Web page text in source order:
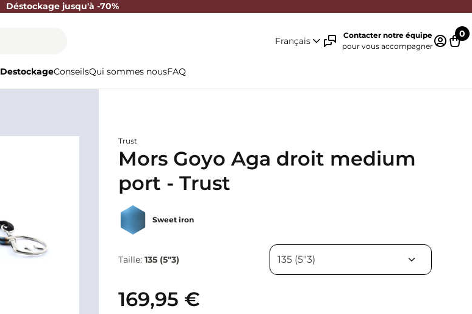
Déstockage jusqu'à -70%
Français
Contacter notre équipe
pour vous accompagner
0
DestockageConseilsQui sommes nousFAQ
Trust
Mors Goyo Aga droit medium
port - Trust
Sweet iron
Taille: 135 (5"3)
169,95 €